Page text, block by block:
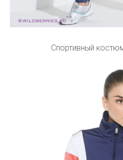
Спортивный